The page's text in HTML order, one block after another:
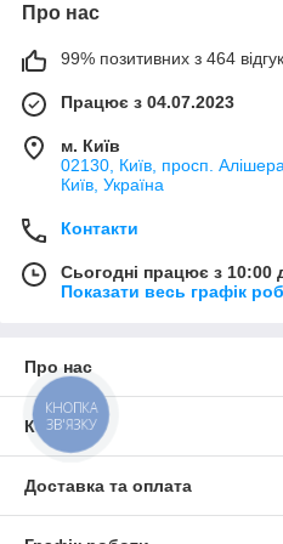
Про нас
99% позитивних з 464
Працює з 04.07.2023
м. Київ
02130, Київ, просп.
Київ, Україна
Контакти
Сьогодні працює з 10:00
Показати весь графік
Про нас
Контакти
Доставка та оплата
КНОПКА
ЗВ'ЯЗКУ